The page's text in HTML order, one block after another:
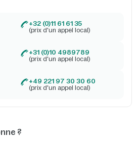
+32 (0)11 61 61 35
(prix d'un appel local)
+31 (0)10 4989789
(prix d'un appel local)
+49 221 97 30 30 60
(prix d'un appel local)
?